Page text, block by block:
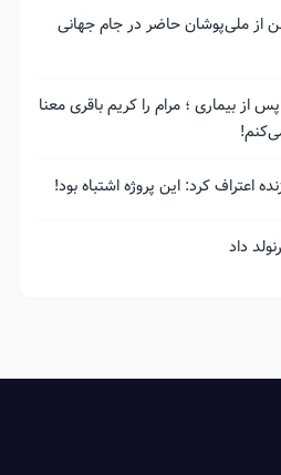
ملی‌پوشان حاضر در جام جهانی
از بیماری ؛ مرام را کریم باقری معنا
اعتراف کرد: این پروژه اشتباه بود!
داد